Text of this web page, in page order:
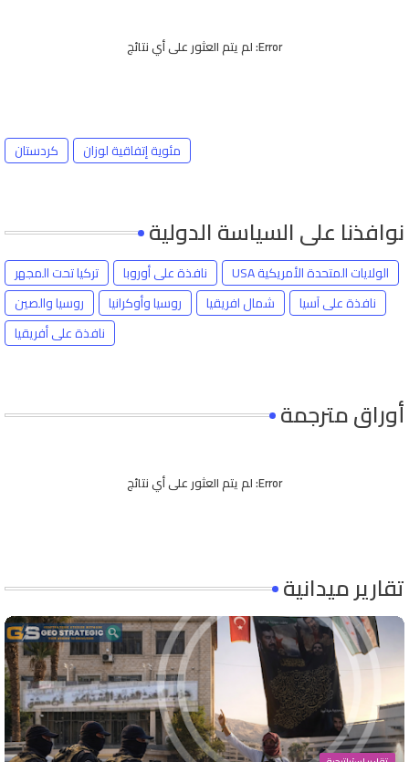
Error: لم يتم العثور على أي نتائج
كردستان مئوية إتفاقية لوزان
نوافذنا على السياسة الدولية
تركيا تحت المجهر نافذة على أوروبا
الولايات المتحدة الأمريكية USA
روسيا والصين
روسيا وأوكرانيا شمال افريقيا
نافذة على آسيا
نافذة على أفريقيا
أوراق مترجمة
Error: لم يتم العثور على أي نتائج
تقارير ميدانية